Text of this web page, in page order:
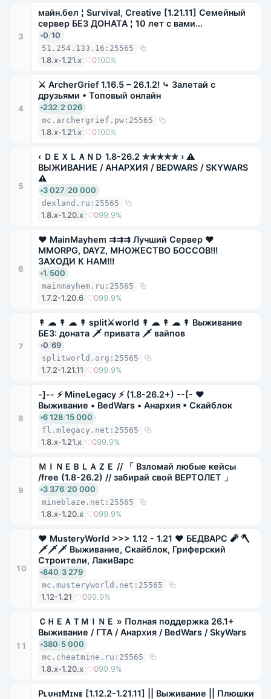
3
майн.бел ¦ Survival, Creative [1.21.11] Семейный
сервер БЕЗ ДОНАТА ¦ 10 лет с вами...
0/10
51.254.133.16:25565
1.8.x-1.21.x 0100%
4
⚔ ArcherGrief 1.16.5 – 26.1.2! ⤷ Залетай с
друзьями • Топовый онлайн
232/2 026
mc.archergrief.pw:25565
1.8.x-1.21.x 0100%
5
‹ ＤＥＸＬＡＮＤ 1.8-26.2 ✯✯✯✯✯ › ⚠
ВЫЖИВАНИЕ / АНАРХИЯ / BEDWARS / SKYWARS
⚠
3 027/20 000
dexland.ru:25565
1.8.x-1.20.x 099.9%
6
❤ MainMayhem ⇉⇉⇉ Лучший Сервер ❤
MMORPG, DAYZ, МНОЖЕСТВО БОССОВ!!!
ЗАХОДИ К НАМ!!!
1/500
mainmayhem.ru:25565
1.7.2-1.20.6 099.9%
7
↟ ☁ ↟ ☁ ↟ split⚔world ↟ ☁ ↟ ☁ ↟ Выживание
БЕЗ: доната 🗡 привата 🗡 вайпов
0/69
splitworld.org:25565
1.7.2-1.21.11 099.9%
8
-]-- ⚡ MineLegacy ⚡ (1.8-26.2+) --[- ❤
Выживание ▪ BedWars ▪ Анархия ▪ Скайблок
6 128/15 000
fl.mlegacy.net:25565
1.8.x-1.21.x 099.9%
9
ＭＩＮＥＢＬＡＺＥ // 「 Взломай любые кейсы
/free (1.8-26.2) // забирай свой ВЕРТОЛЕТ 」
3 376/20 000
mineblaze.net:25565
1.8.x-1.20.x 099.9%
10
❤ MusteryWorld >>> 1.12 - 1.21 ❤ БЕДВАРС 🧨 🪓
🗡🗡🗡 Выживание, Скайблок, Гриферский
Строители, ЛакиВарс
840/3 279
mc.musteryworld.net:25565
1.12-1.21 099.9%
11
ＣＨＥＡＴＭＩＮＥ » Полная поддержка 26.1+
Выживание / ГТА / Анархия / BedWars / SkyWars
380/5 000
mc.cheatmine.ru:25565
1.8.x-1.20.x 099.9%
PʟᴜʜɪMɪɴᴇ [1.12.2-1.21.11] || Выживание || Плюшки